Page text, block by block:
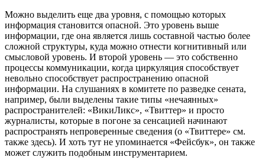
Можно выделить еще два уровня, с помощью которых
информация становится опасной. Это уровень выше
информации, где она является лишь составной частью более
сложной структуры, куда можно отнести когнитивный или
смысловой уровень. И второй уровень — это собственно
процессы коммуникации, когда циркуляция способствует
невольно способствует распространению опасной
информации. На слушаниях в комитете по разведке сената,
например, были выделены такие типы «нечаянных»
распространителей: «ВикиЛикс», «Твиттер» и просто
журналисты, которые в погоне за сенсацией начинают
распространять непроверенные сведения (о «Твиттере» см.
также здесь). И хоть тут не упоминается «Фейсбук», он также
может служить подобным инструментарием.